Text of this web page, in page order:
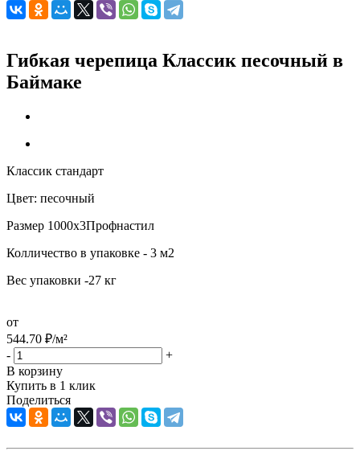
Гибкая черепица Классик песочный в
Баймаке
Классик стандарт
Цвет: песочный
Размер 1000х3Профнастил
Колличество в упаковке - 3 м2
Вес упаковки -27 кг
от
544.70 ₽/м²
-
+
В корзину
Купить в 1 клик
Поделиться